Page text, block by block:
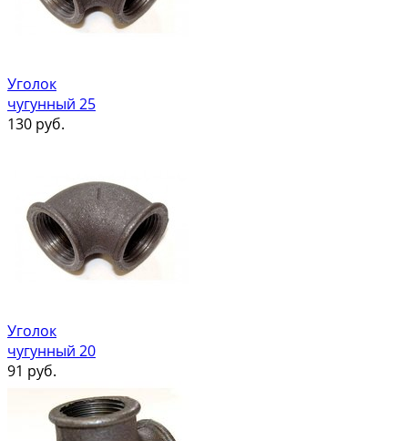
Уголок
чугунный 25
130 руб.
Уголок
чугунный 20
91 руб.